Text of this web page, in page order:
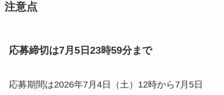
注意点
応募締切は7月5日23時59分まで
応募期間は2026年7月4日（土）12時から7月5日